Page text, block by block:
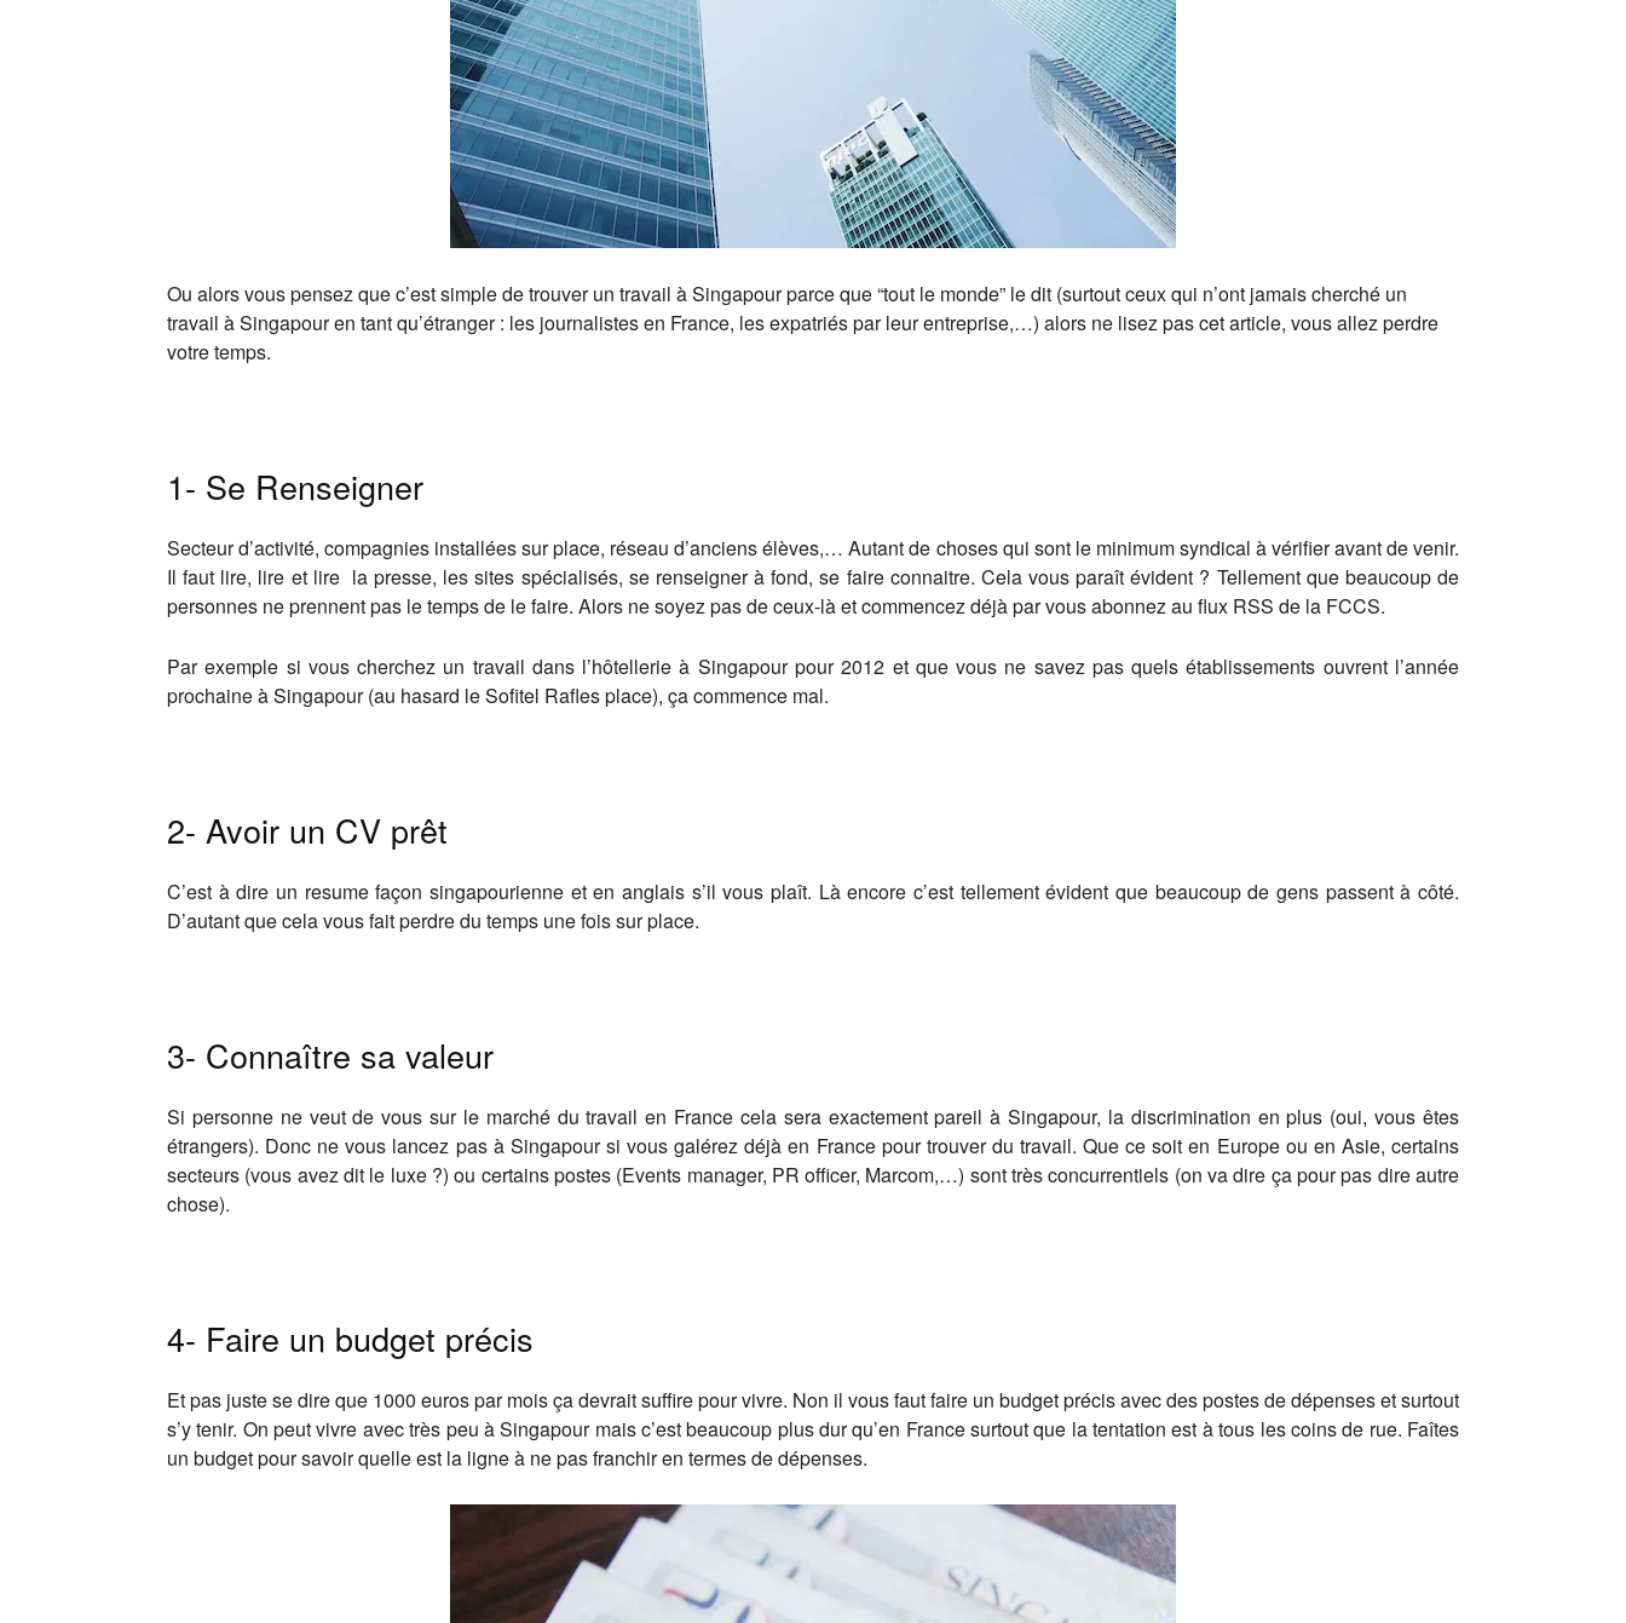
Ou alors vous pensez que c’est simple de trouver un travail à Singapour parce que “tout le monde” le dit (surtout ceux qui n’ont jamais cherché un
travail à Singapour en tant qu’étranger : les journalistes en France, les expatriés par leur entreprise,…) alors ne lisez pas cet article, vous allez perdre
votre temps.
1- Se Renseigner
Secteur d’activité, compagnies installées sur place, réseau d’anciens élèves,… Autant de choses qui sont le minimum syndical à vérifier avant de venir.
Il faut lire, lire et lire la presse, les sites spécialisés, se renseigner à fond, se faire connaitre. Cela vous paraît évident ? Tellement que beaucoup de
personnes ne prennent pas le temps de le faire. Alors ne soyez pas de ceux-là et commencez déjà par vous abonnez au flux RSS de la FCCS.
Par exemple si vous cherchez un travail dans l’hôtellerie à Singapour pour 2012 et que vous ne savez pas quels établissements ouvrent l’année
prochaine à Singapour (au hasard le Sofitel Rafles place), ça commence mal.
2- Avoir un CV prêt
C’est à dire un resume façon singapourienne et en anglais s’il vous plaît. Là encore c’est tellement évident que beaucoup de gens passent à côté.
D’autant que cela vous fait perdre du temps une fois sur place.
3- Connaître sa valeur
Si personne ne veut de vous sur le marché du travail en France cela sera exactement pareil à Singapour, la discrimination en plus (oui, vous êtes
étrangers). Donc ne vous lancez pas à Singapour si vous galérez déjà en France pour trouver du travail. Que ce soit en Europe ou en Asie, certains
secteurs (vous avez dit le luxe ?) ou certains postes (Events manager, PR officer, Marcom,…) sont très concurrentiels (on va dire ça pour pas dire autre
chose).
4- Faire un budget précis
Et pas juste se dire que 1000 euros par mois ça devrait suffire pour vivre. Non il vous faut faire un budget précis avec des postes de dépenses et surtout
s’y tenir. On peut vivre avec très peu à Singapour mais c’est beaucoup plus dur qu’en France surtout que la tentation est à tous les coins de rue. Faîtes
un budget pour savoir quelle est la ligne à ne pas franchir en termes de dépenses.